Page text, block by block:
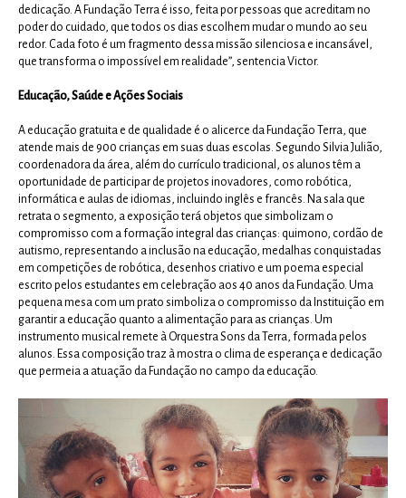
dedicação. A Fundação Terra é isso, feita por pessoas que acreditam no
poder do cuidado, que todos os dias escolhem mudar o mundo ao seu
redor. Cada foto é um fragmento dessa missão silenciosa e incansável,
que transforma o impossível em realidade”, sentencia Victor.
Educação, Saúde e Ações Sociais
A educação gratuita e de qualidade é o alicerce da Fundação Terra, que
atende mais de 900 crianças em suas duas escolas. Segundo Silvia Julião,
coordenadora da área, além do currículo tradicional, os alunos têm a
oportunidade de participar de projetos inovadores, como robótica,
informática e aulas de idiomas, incluindo inglês e francês. Na sala que
retrata o segmento, a exposição terá objetos que simbolizam o
compromisso com a formação integral das crianças: quimono, cordão de
autismo, representando a inclusão na educação, medalhas conquistadas
em competições de robótica, desenhos criativo e um poema especial
escrito pelos estudantes em celebração aos 40 anos da Fundação. Uma
pequena mesa com um prato simboliza o compromisso da Instituição em
garantir a educação quanto a alimentação para as crianças. Um
instrumento musical remete à Orquestra Sons da Terra, formada pelos
alunos. Essa composição traz à mostra o clima de esperança e dedicação
que permeia a atuação da Fundação no campo da educação.